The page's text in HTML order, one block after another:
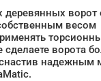
ворот
весом
сделаете ворота